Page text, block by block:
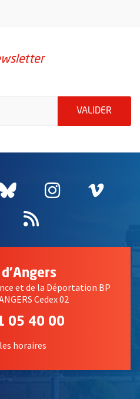
VALIDER
nouvelle fenêtre
une nouvelle
Bluesky
, Ouvre une
Instagram
, Ouvre
,
une
Flux RSS
d'Angers
et de la Déportation BP
Cedex 02
05 40 00
horaires